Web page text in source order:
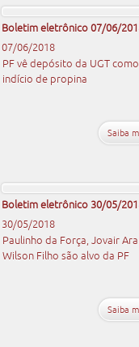
Boletim eletrônico 07/06/
07/06/2018
PF vê depósito da UGT como
indício de propina
Saiba
Boletim eletrônico 30/05/
30/05/2018
Paulinho da Força, Jovair
Wilson Filho são alvo da PF
Saiba